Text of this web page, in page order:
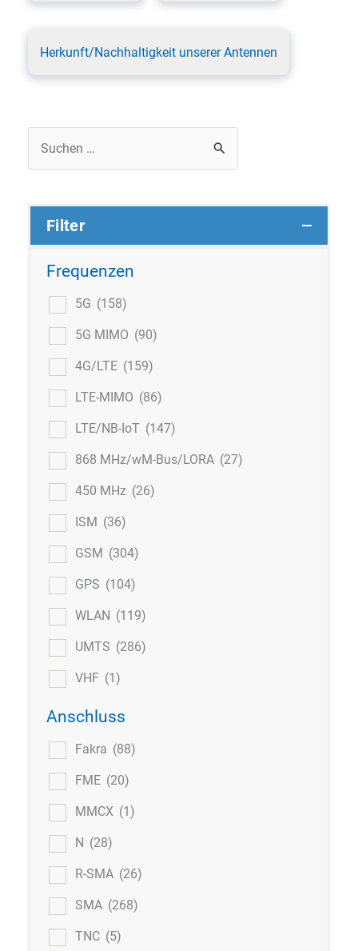
Herkunft/Nachhaltigkeit unserer Antennen
Filter
Frequenzen
5G (158)
5G MIMO (90)
4G/LTE (159)
LTE-MIMO (86)
LTE/NB-IoT (147)
868 MHz/wM-Bus/LORA (27)
450 MHz (26)
ISM (36)
GSM (304)
GPS (104)
WLAN (119)
UMTS (286)
VHF (1)
Anschluss
Fakra (88)
FME (20)
MMCX (1)
N (28)
R-SMA (26)
SMA (268)
TNC (5)